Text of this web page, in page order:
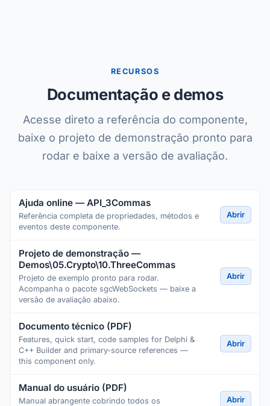
RECURSOS
Documentação e demos
Acesse direto a referência do componente,
baixe o projeto de demonstração pronto para
rodar e baixe a versão de avaliação.
Ajuda online — API_3Commas
Referência completa de propriedades, métodos e
eventos deste componente.
Abrir
Projeto de demonstração —
Demos\05.Crypto\10.ThreeCommas
Projeto de exemplo pronto para rodar.
Acompanha o pacote sgcWebSockets — baixe a
versão de avaliação abaixo.
Abrir
Documento técnico (PDF)
Features, quick start, code samples for Delphi &
C++ Builder and primary-source references —
this component only.
Abrir
Manual do usuário (PDF)
Manual abrangente cobrindo todos os
Abrir